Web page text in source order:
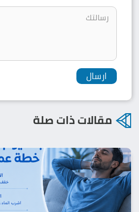
مقالات ذات صلة